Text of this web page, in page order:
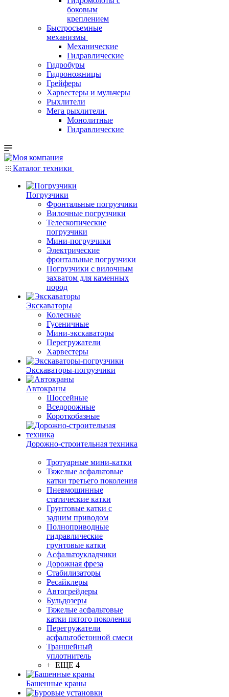
боковым
креплением
Быстросъемные
механизмы
Механические
Гидравлические
Гидробуры
Гидроножницы
Грейферы
Харвестеры и мульчеры
Рыхлители
Мега рыхлители
Монолитные
Гидравлические
Каталог техники
Погрузчики
Фронтальные погрузчики
Вилочные погрузчики
Телескопические
погрузчики
Мини-погрузчики
Электрические
фронтальные погрузчики
Погрузчики с вилочным
захватом для каменных
пород
Экскаваторы
Колесные
Гусеничные
Мини-экскаваторы
Перегружатели
Харвестеры
Экскаваторы-погрузчики
Автокраны
Шоссейные
Вседорожные
Короткобазные
Дорожно-строительная техника
Тротуарные мини-катки
Тяжелые асфальтовые
катки третьего поколения
Пневмошинные
статические катки
Грунтовые катки с
задним приводом
Полноприводные
гидравлические
грунтовые катки
Асфальтоукладчики
Дорожная фреза
Стабилизаторы
Ресайклеры
Автогрейдеры
Бульдозеры
Тяжелые асфальтовые
катки пятого поколения
Перегружатели
асфальтобетонной смеси
Траншейный
уплотнитель
+ ЕЩЕ 4
Башенные краны